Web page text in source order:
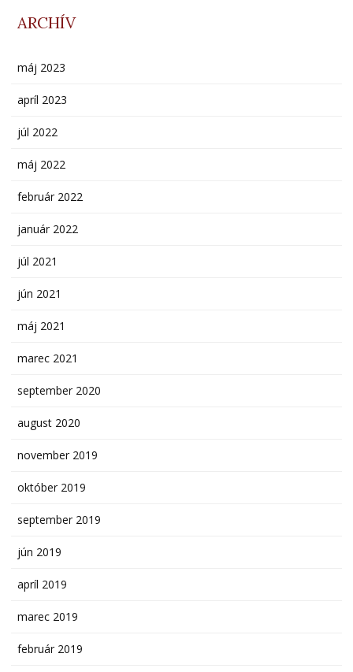
ARCHÍV
máj 2023
apríl 2023
júl 2022
máj 2022
február 2022
január 2022
júl 2021
jún 2021
máj 2021
marec 2021
september 2020
august 2020
november 2019
október 2019
september 2019
jún 2019
apríl 2019
marec 2019
február 2019